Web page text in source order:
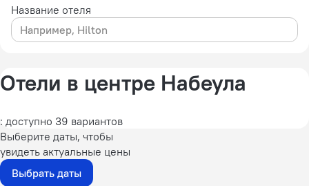
Название отеля
Отели в центре Набеула
: доступно 39 вариантов
Выберите даты, чтобы
увидеть актуальные цены
Выбрать даты